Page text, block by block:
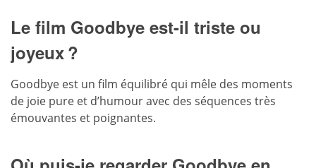
Le film Goodbye est-il triste ou
joyeux ?
Goodbye est un film équilibré qui mêle des moments
de joie pure et d’humour avec des séquences très
émouvantes et poignantes.